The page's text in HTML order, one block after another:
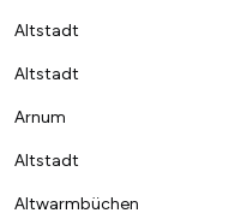
Altstadt
Altstadt
Arnum
Altstadt
Altwarmbüchen